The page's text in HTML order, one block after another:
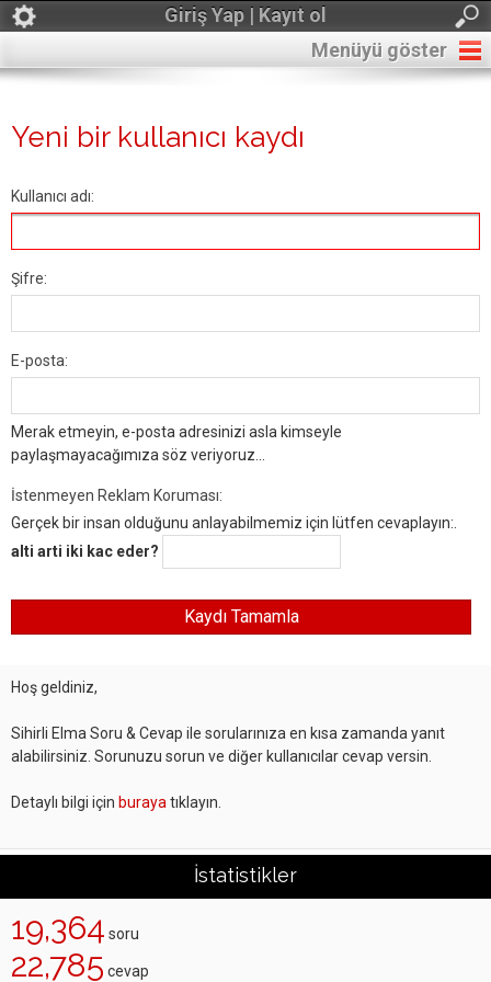
Giriş Yap | Kayıt ol
Menüyü göster
Yeni bir kullanıcı kaydı
Kullanıcı adı:
Şifre:
E-posta:
Merak etmeyin, e-posta adresinizi asla kimseyle
paylaşmayacağımıza söz veriyoruz...
İstenmeyen Reklam Koruması:
Gerçek bir insan olduğunu anlayabilmemiz için lütfen cevaplayın:.
alti arti iki kac eder?
Hoş geldiniz,
Sihirli Elma Soru & Cevap ile sorularınıza en kısa zamanda yanıt
alabilirsiniz. Sorunuzu sorun ve diğer kullanıcılar cevap versin.
Detaylı bilgi için buraya tıklayın.
İstatistikler
19,364 soru
22,785 cevap